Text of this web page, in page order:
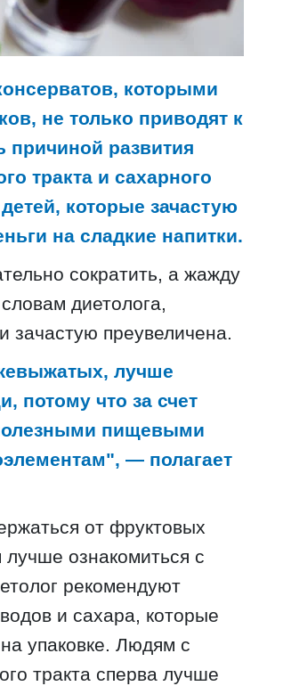
которыми
не только приводят к
развития
тракта и сахарного
которые зачастую
на сладкие напитки.
сократить, а жажду
диетолога,
зачастую преувеличена.
лучше
потому что за счет
пищевыми
— полагает
от фруктовых
ознакомиться с
рекомендуют
и сахара, которые
упаковке. Людям с
тракта сперва лучше